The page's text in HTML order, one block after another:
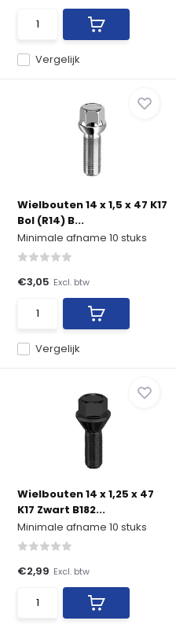
Vergelijk
Wielbouten 14 x 1,5 x 47 K17
Bol (R14) B...
Minimale afname 10 stuks
Vergelijk
€3,05 Excl. btw
Wielbouten 14 x 1,25 x 47
K17 Zwart B182...
Minimale afname 10 stuks
€2,99 Excl. btw